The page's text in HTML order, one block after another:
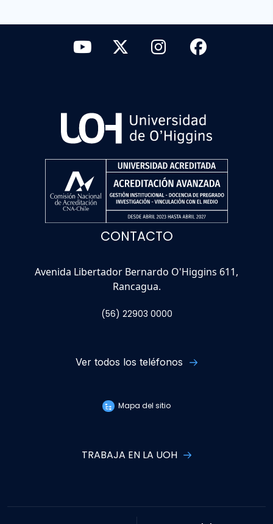
CONTACTO
Avenida Libertador Bernardo O'Higgins 611,
Rancagua.
(56) 22903 0000
Ver todos los teléfonos
Mapa del sitio
TRABAJA EN LA UOH